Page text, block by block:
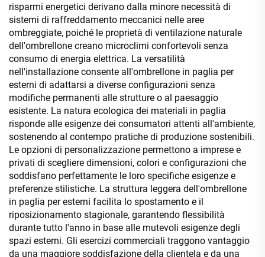
risparmi energetici derivano dalla minore necessità di
sistemi di raffreddamento meccanici nelle aree
ombreggiate, poiché le proprietà di ventilazione naturale
dell'ombrellone creano microclimi confortevoli senza
consumo di energia elettrica. La versatilità
nell'installazione consente all'ombrellone in paglia per
esterni di adattarsi a diverse configurazioni senza
modifiche permanenti alle strutture o al paesaggio
esistente. La natura ecologica dei materiali in paglia
risponde alle esigenze dei consumatori attenti all'ambiente,
sostenendo al contempo pratiche di produzione sostenibili.
Le opzioni di personalizzazione permettono a imprese e
privati di scegliere dimensioni, colori e configurazioni che
soddisfano perfettamente le loro specifiche esigenze e
preferenze stilistiche. La struttura leggera dell'ombrellone
in paglia per esterni facilita lo spostamento e il
riposizionamento stagionale, garantendo flessibilità
durante tutto l'anno in base alle mutevoli esigenze degli
spazi esterni. Gli esercizi commerciali traggono vantaggio
da una maggiore soddisfazione della clientela e da una